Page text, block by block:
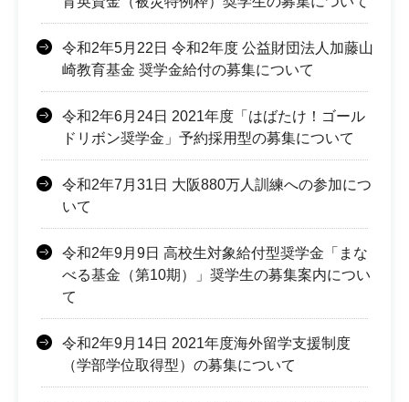
令和2年5月22日 令和2年度 公益財団法人加藤山
崎教育基金 奨学金給付の募集について
令和2年6月24日 2021年度「はばたけ！ゴール
ドリボン奨学金」予約採用型の募集について
令和2年7月31日 大阪880万人訓練への参加につ
いて
令和2年9月9日 高校生対象給付型奨学金「まな
べる基金（第10期）」奨学生の募集案内につい
て
令和2年9月14日 2021年度海外留学支援制度
（学部学位取得型）の募集について